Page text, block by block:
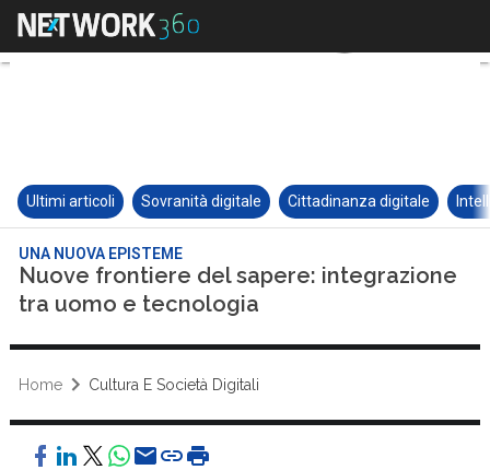
Ultimi articoli Sovranità digitale Cittadinanza digitale
UNA NUOVA EPISTEME
Nuove frontiere del sapere: integrazione
tra uomo e tecnologia
Home Cultura E Società Digitali